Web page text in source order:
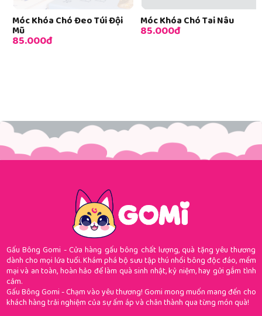
Móc Khóa Chó Đeo Túi Đội
Mũ
85.000đ
Móc Khóa Chó Tai Nâu
85.000đ
Gấu Bông Gomi - Cửa hàng gấu bông chất lượng, quà tặng yêu thương
dành cho mọi lứa tuổi. Khám phá bộ sưu tập thú nhồi bông độc đáo, mềm
mại và an toàn, hoàn hảo để làm quà sinh nhật, kỷ niệm, hay gửi gắm tình
cảm.
Gấu Bông Gomi - Chạm vào yêu thương! Gomi mong muốn mang đến cho
khách hàng trải nghiệm của sự ấm áp và chân thành qua từng món quà!